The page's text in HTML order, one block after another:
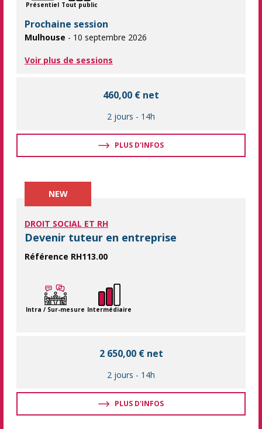
Présentiel Tout public
Prochaine session
Mulhouse - 10 septembre 2026
Voir plus de sessions
460,00 € net
2 jours - 14h
PLUS D'INFOS
NEW
DROIT SOCIAL ET RH
Devenir tuteur en entreprise
Référence RH113.00
Intra / Sur-mesure Intermédiaire
2 650,00 € net
2 jours - 14h
PLUS D'INFOS